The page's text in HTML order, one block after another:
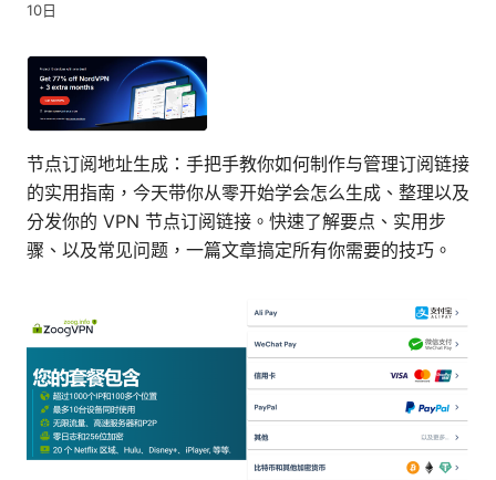
10日
节点订阅地址生成：手把手教你如何制作与管理订阅链接
的实用指南，今天带你从零开始学会怎么生成、整理以及
分发你的 VPN 节点订阅链接。快速了解要点、实用步
骤、以及常见问题，一篇文章搞定所有你需要的技巧。